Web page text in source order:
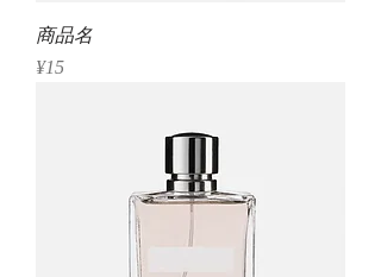
商品名
Price
¥15